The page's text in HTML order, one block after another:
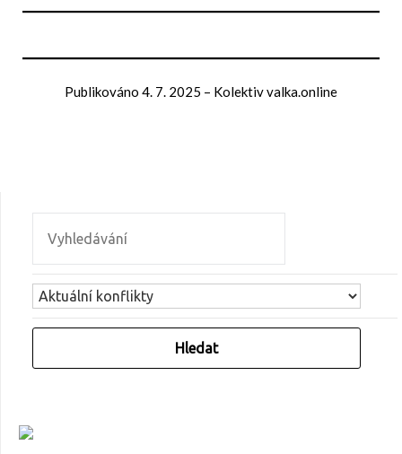
Publikováno 4. 7. 2025 – Kolektiv valka.online